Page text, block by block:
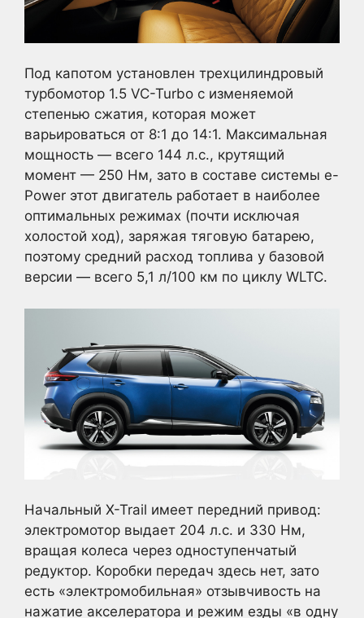
Под капотом установлен трехцилиндровый
турбомотор 1.5 VC-Turbo с изменяемой
степенью сжатия, которая может
варьироваться от 8:1 до 14:1. Максимальная
мощность — всего 144 л.с., крутящий
момент — 250 Нм, зато в составе системы e-
Power этот двигатель работает в наиболее
оптимальных режимах (почти исключая
холостой ход), заряжая тяговую батарею,
поэтому средний расход топлива у базовой
версии — всего 5,1 л/100 км по циклу WLTC.
Начальный X-Trail имеет передний привод:
электромотор выдает 204 л.с. и 330 Нм,
вращая колеса через одноступенчатый
редуктор. Коробки передач здесь нет, зато
есть «электромобильная» отзывчивость на
нажатие акселератора и режим езды «в одну